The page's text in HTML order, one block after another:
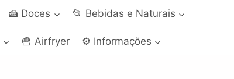
🍰 Doces 📂 Bebidas e Naturais
🍟 Airfryer ⚙️ Informações